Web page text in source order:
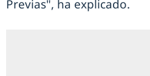
Previas", ha explicado.